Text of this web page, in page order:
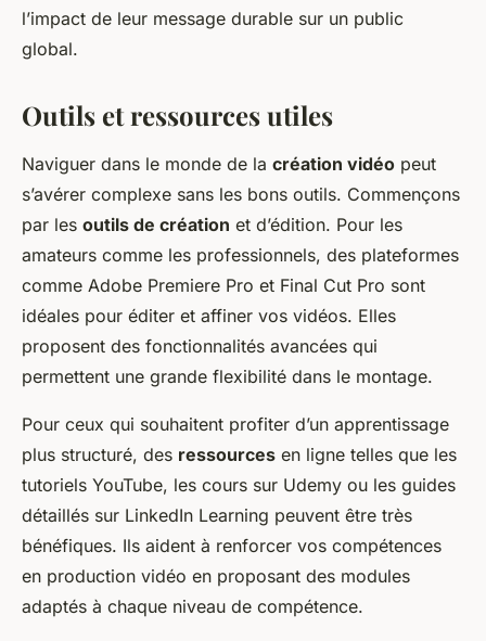
l’impact de leur message durable sur un public
global.
Outils et ressources utiles
Naviguer dans le monde de la création vidéo peut
s’avérer complexe sans les bons outils. Commençons
par les outils de création et d’édition. Pour les
amateurs comme les professionnels, des plateformes
comme Adobe Premiere Pro et Final Cut Pro sont
idéales pour éditer et affiner vos vidéos. Elles
proposent des fonctionnalités avancées qui
permettent une grande flexibilité dans le montage.
Pour ceux qui souhaitent profiter d’un apprentissage
plus structuré, des ressources en ligne telles que les
tutoriels YouTube, les cours sur Udemy ou les guides
détaillés sur LinkedIn Learning peuvent être très
bénéfiques. Ils aident à renforcer vos compétences
en production vidéo en proposant des modules
adaptés à chaque niveau de compétence.